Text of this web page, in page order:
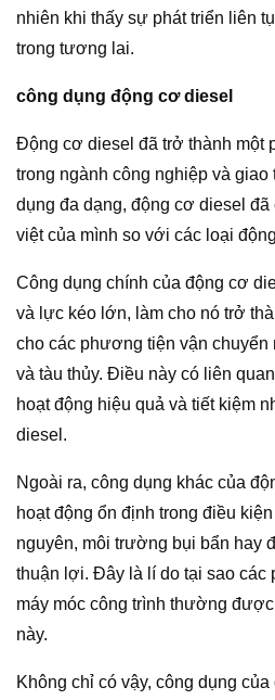
nhiên khi thấy sự phát triển liên
trong tương lai.
công dụng động cơ diesel
Động cơ diesel đã trở thành một
trong ngành công nghiệp và
dụng đa dạng, động cơ diesel
việt của mình so với các loại
Công dụng chính của động cơ
và lực kéo lớn, làm cho nó trở
cho các phương tiện vận chuyển
và tàu thủy. Điều này có liên
hoạt động hiệu quả và tiết kiệm
diesel.
Ngoài ra, công dụng khác của
hoạt động ổn định trong điều
nguyên, môi trường bụi bẩn hay
thuận lợi. Đây là lí do tại sao các
máy móc công trình thường
này.
Không chỉ có vậy, công dụng